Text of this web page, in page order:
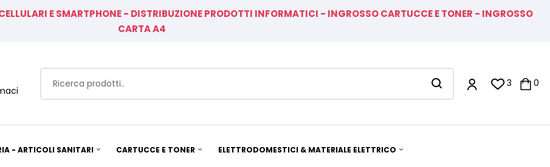
E SMARTPHONE - DISTRIBUZIONE PRODOTTI INFORMATICI - INGROSSO CARTUCCE E TONER - INGROSSO
CARTA A4
3 0
- ARTICOLI SANITARI CARTUCCE E TONER ELETTRODOMESTICI & MATERIALE ELETTRICO